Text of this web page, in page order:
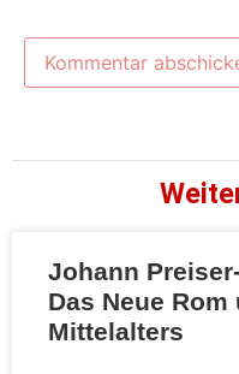
Johann
Das Neue
Mittelalters